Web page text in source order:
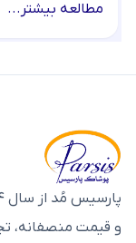
شستشو افزایش
تراکم و نوع بافت:
بسیار شل و پر
شستشو گشاد
مطالعه بیشتر...
پارسیس مُد از سال ۱۳۸۴ با تمرکز بر تولید
و قیمت منصفانه،